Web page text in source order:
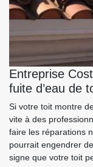
Entreprise
fuite d’eau de
Si votre toit montre
vite à des
faire les réparations
pourrait engendrer
signe que votre toit